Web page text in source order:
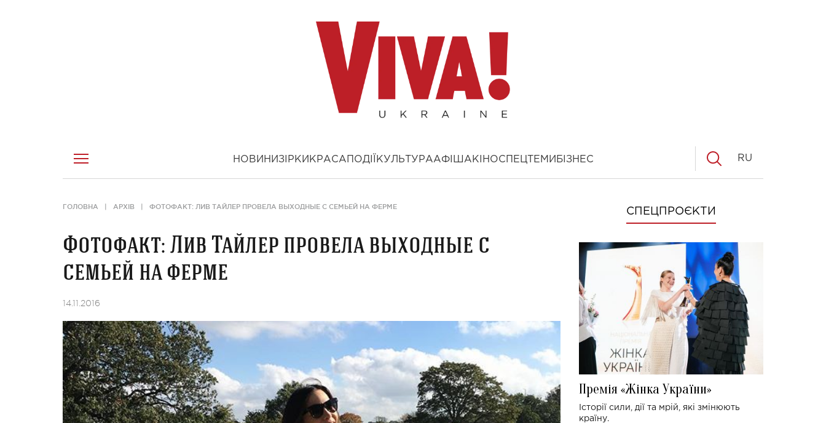
НОВИНИ ЗІРКИ КРАСА ПОДІЇ КУЛЬТУРААФІША КІНОСПЕЦТЕМИ БІЗНЕС RU
ГОЛОВНА АРХІВ ФОТОФАКТ: ЛИВ ТАЙЛЕР ПРОВЕЛА ВЫХОДНЫЕ С СЕМЬЕЙ НА ФЕРМЕ
Фотофакт: Лив Тайлер провела выходные с
семьей на ферме
14.11.2016
СПЕЦПРОЄКТИ
Премія «Жінка України»
Історії сили, дії та мрій, які змінюють
країну.